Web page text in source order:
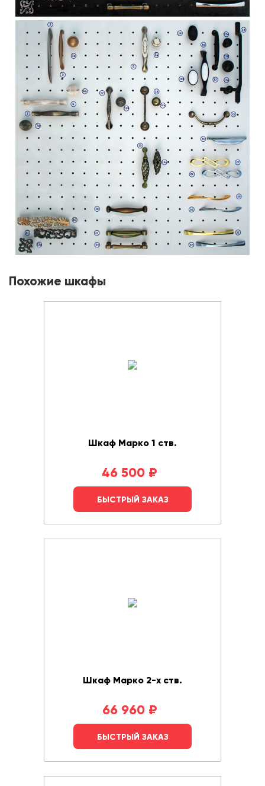
Похожие шкафы
Шкаф Марко 1 ств.
46 500 ₽
БЫСТРЫЙ ЗАКАЗ
Шкаф Марко 2-х ств.
66 960 ₽
БЫСТРЫЙ ЗАКАЗ